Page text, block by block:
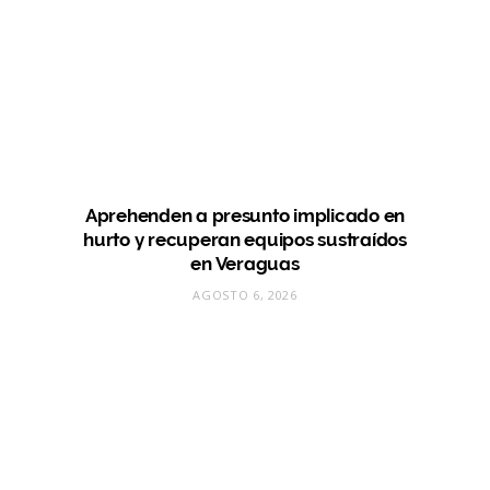
Aprehenden a presunto implicado en
hurto y recuperan equipos sustraídos
en Veraguas
AGOSTO 6, 2026